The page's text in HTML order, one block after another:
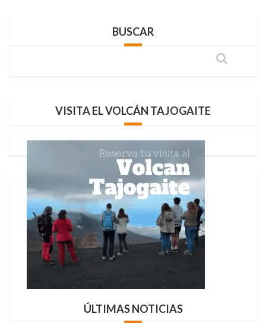
BUSCAR
VISITA EL VOLCÁN TAJOGAITE
ÚLTIMAS NOTICIAS